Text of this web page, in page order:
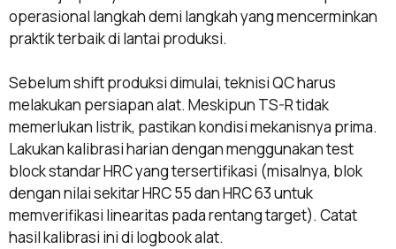
operasional langkah demi langkah yang mencerminkan
praktik terbaik di lantai produksi.
Sebelum shift produksi dimulai, teknisi QC harus
melakukan persiapan alat. Meskipun TS-R tidak
memerlukan listrik, pastikan kondisi mekanisnya prima.
Lakukan kalibrasi harian dengan menggunakan test
block standar HRC yang tersertifikasi (misalnya, blok
dengan nilai sekitar HRC 55 dan HRC 63 untuk
memverifikasi linearitas pada rentang target). Catat
hasil kalibrasi ini di logbook alat.